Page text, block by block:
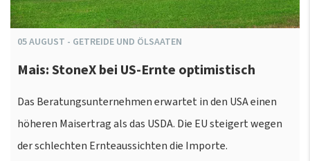
05AUGUST - GETREIDE UND ÖLSAATEN
Mais: StoneX bei US-Ernte optimistisch
Das Beratungsunternehmen erwartet in den USA einen
höheren Maisertrag als das USDA. Die EU steigert wegen
der schlechten Ernteaussichten die Importe.